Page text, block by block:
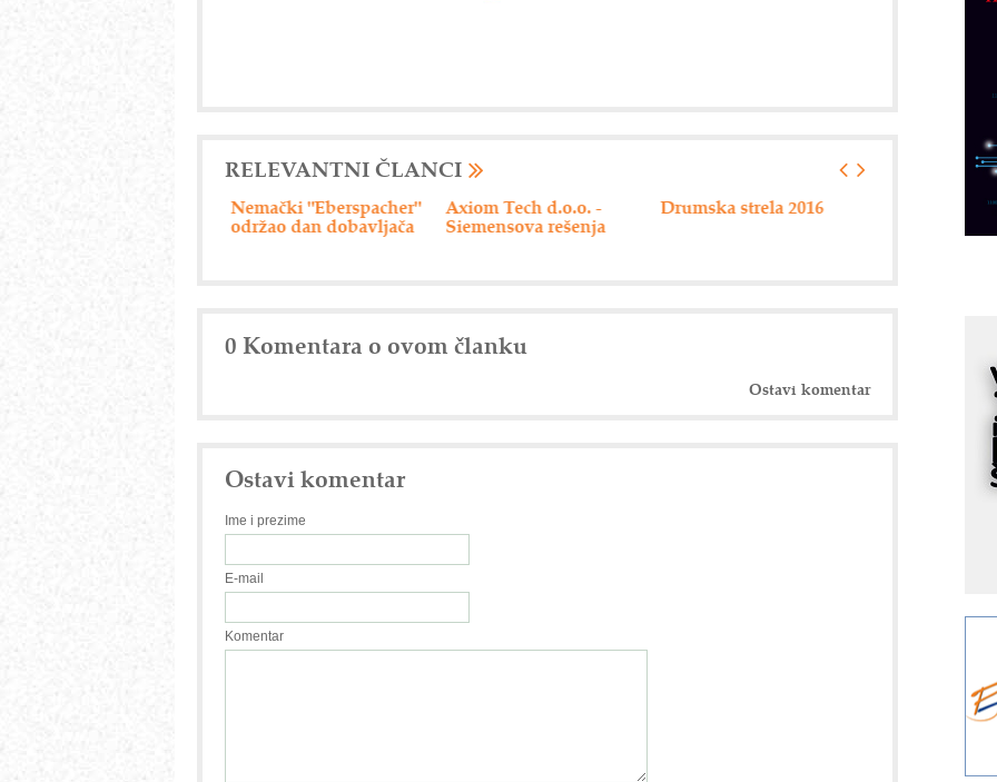
RELEVANTNI ČLANCI
Axiom Tech d.o.o. -
Siemensova rešenja
Drumska strela 2016 Hannover messe 2016 ABB - 125
uspešnog
0 Komentara o ovom članku
Ostavi komentar
Ostavi komentar
Ime i prezime
E-mail
Komentar